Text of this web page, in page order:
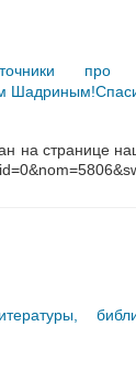
на странице